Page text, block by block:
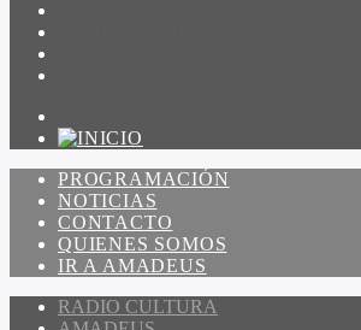
PROGRAMACIÓN
NOTICIAS
CONTACTO
QUIENES SOMOS
IR A AMADEUS
RADIO CULTURA